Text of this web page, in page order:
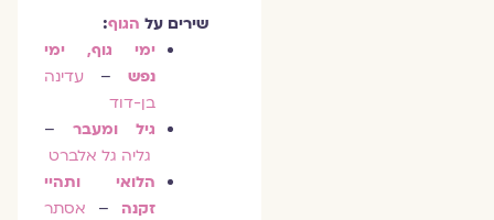
שירים עלהגוף:
ימי גוף, ימי
נפש–
עדינה
בן-דוד
גיל ומעבר–
גליה גל אלברט
הלואי ותהיי
זקנה–
אסתר